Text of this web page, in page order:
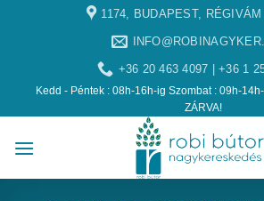
1174, BUDAPEST,
+36 20 463 4097 | +36 1
Kedd - Péntek : 08h-16h-ig Szombat : 09h-
ZÁRVA!